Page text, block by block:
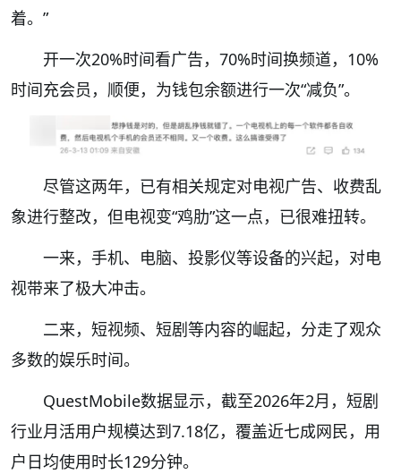
着。 ”
开一次20%时间看广告，70%时间换频道，10%
时间充会员，顺便，为钱包余额进行一次“减负”。
尽管这两年，已有相关规定对电视广告、收费乱
象进行整改，但电视变“鸡肋”这一点，已很难扭转。
一来，手机、电脑、投影仪等设备的兴起，对电
视带来了极大冲击。
二来，短视频、短剧等内容的崛起，分走了观众
多数的娱乐时间。
QuestMobile数据显示，截至2026年2月，短剧
行业月活用户规模达到7.18亿，覆盖近七成网民，用
户日均使用时长129分钟。